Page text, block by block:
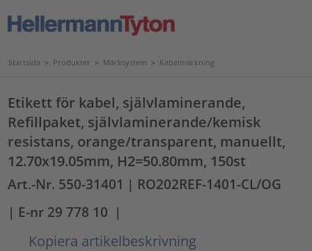
Startsida > Produkter > Märksystem > Kabelmärkning
Etikett för kabel, självlaminerande,
Refillpaket, självlaminerande/kemisk
resistans, orange/transparent, manuellt,
12.70x19.05mm, H2=50.80mm, 150st
Art.-Nr. 550-31401 | RO202REF-1401-CL/OG
| E-nr 29 778 10 |
Kopiera artikelbeskrivning